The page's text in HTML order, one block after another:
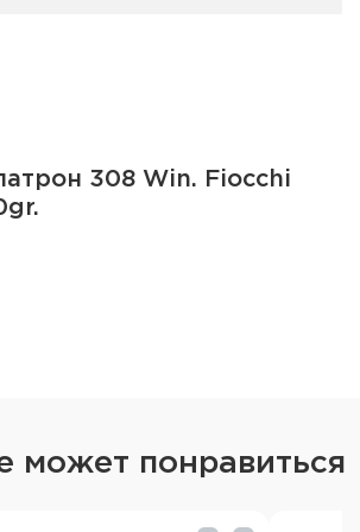
308 Win. Fiocchi
может понравиться